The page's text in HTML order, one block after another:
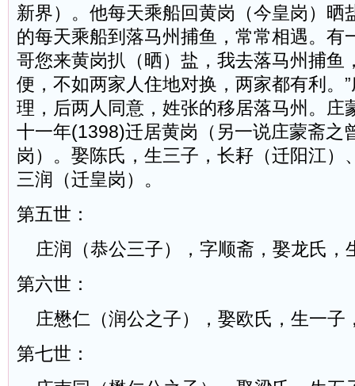
新界）。他每天乘船回黄岗（今皇岗）晒
的每天乘船到落马州捕鱼，常常相遇。有
哥您来黄岗扒（晒）盐，我去落马州捕鱼
便，不如两家人住地对换，两家都有利。
理，后两人同意，姓张的移居落马州。庄
十一年(1398)迁居黄岗（另一说庄蒙斋之
岗）。娶陈氏，生三子，长耔（迁阳江）
三润（迁皇岗）。
第五世：
庄润（恭公三子），字顺斋，娶龙氏，
第六世：
庄懋仁（润公之子），娶欧氏，生一子
第七世：